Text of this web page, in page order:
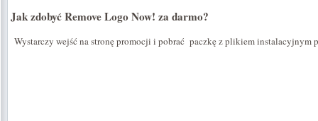
Jak zdobyć Remove Logo Now! za darmo?
Wystarczy wejść na stronę promocji i pobrać paczkę z plikiem instalacyjnym